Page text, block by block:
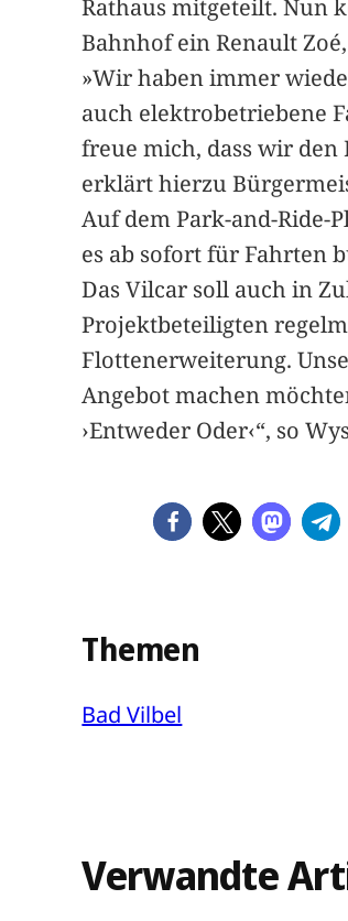
Rathaus mitgeteilt. Nun
Bahnhof ein Renault
»Wir haben immer
auch elektrobetriebene
freue mich, dass wir
erklärt hierzu
Auf dem Park-and-Ride-
es ab sofort für Fahrten
Das Vilcar soll auch in
Projektbeteiligten
Flottenerweiterung.
Angebot machen
›Entweder Oder‹“, so
Themen
Bad Vilbel
Verwandte